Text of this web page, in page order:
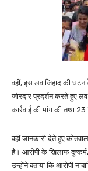
वहीं, इस लव जिहाद की
जोरदार प्रदर्शन करते हुए
कार्रवाई की मांग की तथा
वहीं जानकारी देते हुए
है। आरोपी के खिलाफ
उन्होंने बताया कि आरोपी